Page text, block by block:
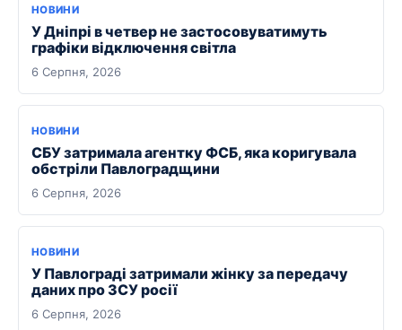
НОВИНИ
У Дніпрі в четвер не застосовуватимуть
графіки відключення світла
6 Серпня, 2026
НОВИНИ
СБУ затримала агентку ФСБ, яка коригувала
обстріли Павлоградщини
6 Серпня, 2026
НОВИНИ
У Павлограді затримали жінку за передачу
даних про ЗСУ росії
6 Серпня, 2026